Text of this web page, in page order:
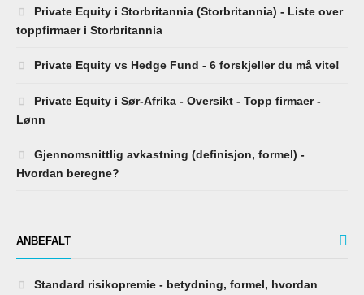
Private Equity i Storbritannia (Storbritannia) - Liste over
toppfirmaer i Storbritannia
Private Equity vs Hedge Fund - 6 forskjeller du må vite!
Private Equity i Sør-Afrika - Oversikt - Topp firmaer -
Lønn
Gjennomsnittlig avkastning (definisjon, formel) -
Hvordan beregne?
ANBEFALT
Standard risikopremie - betydning, formel, hvordan